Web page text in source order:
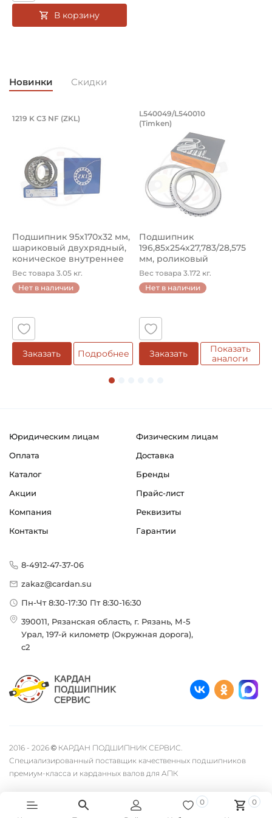
Вид уплотнения:
Без уплотнения
Смазка:
Страна происхождения:
В корзину
Новинки Скидки
Подшипник 95х170х32 мм, шариковый
Подшипник 95х170х32 мм, шариковый двухрядный,
1219 K C3 NF (ZKL)
Подшипник 95х170х32 мм,
шариковый двухрядный,
коническое внутреннее
кол...
Вес товара 3.05 кг.
Нет в наличии
Заказать Подробнее
Подшипник
Подшипник
L540049/L540010
(Timken)
Подшипник
196,85х254х27,783/28,575
мм, роликовый
однорядный конический
...
Вес товара 3.172 кг.
Нет в наличии
Заказать
Показать
аналоги
Юридическим лицам
Физическим лицам
Оплата
Доставка
Каталог
Бренды
Акции
Прайс-лист
Компания
Реквизиты
Контакты
Гарантии
8-4912-47-37-06
zakaz@cardan.su
Пн-Чт 8:30-17:30 Пт 8:30-16:30
390011, Рязанская область, г. Рязань, М-5
Урал, 197-й километр (Окружная дорога),
с2
2016 - 2026 © КАРДАН ПОДШИПНИК СЕРВИС.
Специализированный поставщик качественных подшипников
премиум-класса и карданных валов для АПК
0
0
Быстро с 1С-Битрикс